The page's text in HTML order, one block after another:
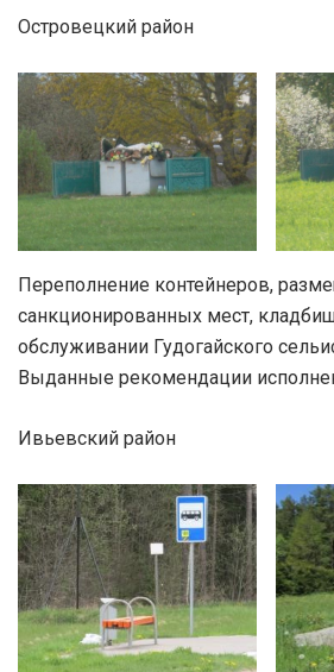
Островецкий район
Переполнение контейнеров,
санкционированных мест,
обслуживании Гудогайского
Выданные рекомендации
Ивьевский район